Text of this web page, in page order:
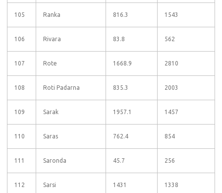
105 Ranka 816.3 1543
106 Rivara 83.8 562
107 Rote 1668.9 2810
108 Roti Padarna 835.3 2003
109 Sarak 1957.1 1457
110 Saras 762.4 854
111 Saronda 45.7 256
112 Sarsi 1431 1338